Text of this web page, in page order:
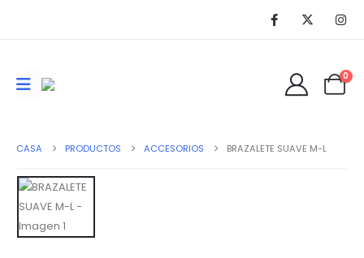
0
CASA PRODUCTOS ACCESORIOS BRAZALETE SUAVE M-L